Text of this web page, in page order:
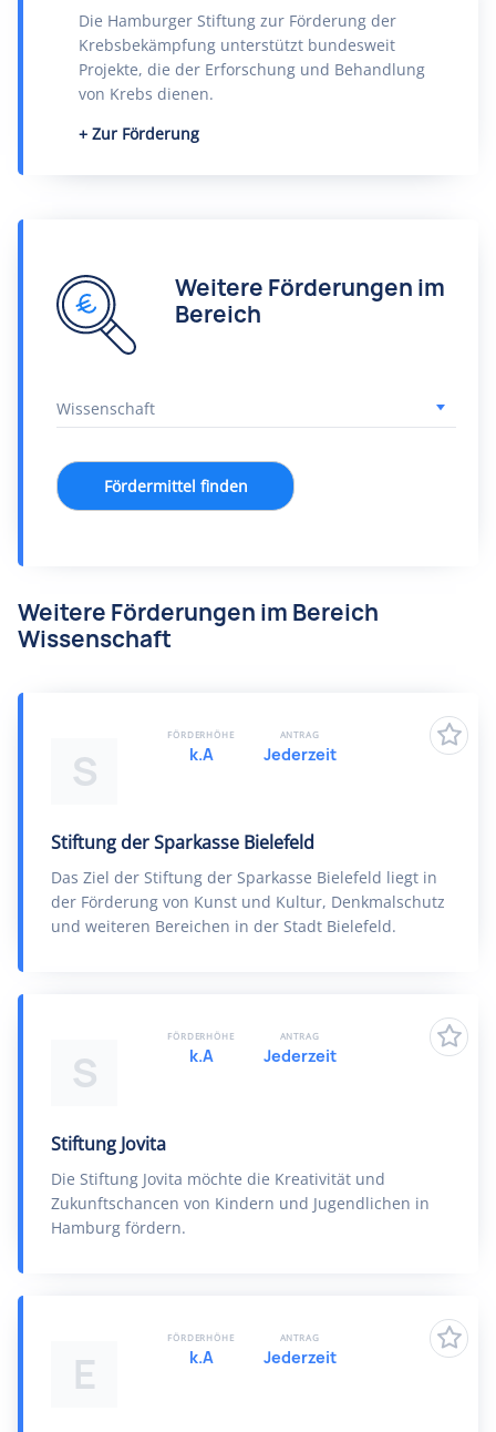
Die Hamburger Stiftung zur Förderung der
Krebsbekämpfung unterstützt bundesweit
Projekte, die der Erforschung und Behandlung
von Krebs dienen.
Zur Förderung
Weitere Förderungen im
Bereich
Fördermittel finden
Weitere Förderungen im Bereich
Wissenschaft
S
Stiftung der Sparkasse Bielefeld
Das Ziel der Stiftung der Sparkasse Bielefeld liegt in
der Förderung von Kunst und Kultur, Denkmalschutz
und weiteren Bereichen in der Stadt Bielefeld.
FÖRDERHÖHE
k.A
ANTRAG
Jederzeit
S
Stiftung Jovita
Die Stiftung Jovita möchte die Kreativität und
Zukunftschancen von Kindern und Jugendlichen in
Hamburg fördern.
FÖRDERHÖHE
k.A
ANTRAG
Jederzeit
E
FÖRDERHÖHE
k.A
ANTRAG
Jederzeit